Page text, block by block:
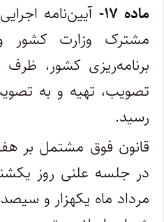
ماده ۱۷-
آیین‌نامه
مشترک وزارت کشور
برنامه‌ریزی کشور،
تصویب، تهیه و به
رسید.
قانون فوق مشتمل بر
در جلسه علنی روز
مرداد ماه یکهزار و